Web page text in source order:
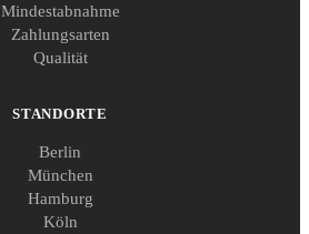
Mindestabnahme
Zahlungsarten
Qualität
STANDORTE
Berlin
München
Hamburg
Köln